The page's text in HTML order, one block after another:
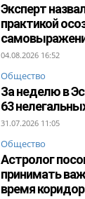
Эксперт
практикой
04.08.2026 16:52
Общество
За неделю в
63
31.07.2026 11:05
Общество
Астролог
принимать
время